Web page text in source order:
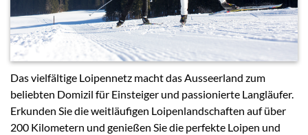
Das vielfältige Loipennetz macht das Ausseerland zum
beliebten Domizil für Einsteiger und passionierte Langläufer.
Erkunden Sie die weitläufigen Loipenlandschaften auf über
200 Kilometern und genießen Sie die perfekte Loipen und